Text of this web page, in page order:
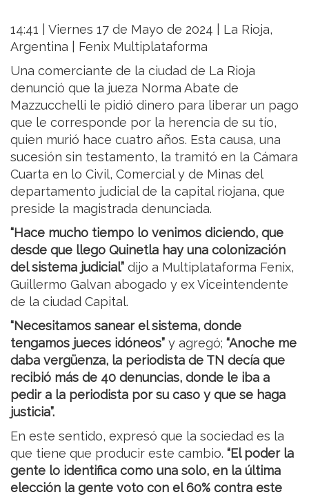
14:41 | Viernes 17 de Mayo de 2024 | La Rioja,
Argentina | Fenix Multiplataforma
Una comerciante de la ciudad de La Rioja
denunció que la jueza Norma Abate de
Mazzucchelli le pidió dinero para liberar un pago
que le corresponde por la herencia de su tío,
quien murió hace cuatro años. Esta causa, una
sucesión sin testamento, la tramitó en la Cámara
Cuarta en lo Civil, Comercial y de Minas del
departamento judicial de la capital riojana, que
preside la magistrada denunciada.
“Hace mucho tiempo lo venimos diciendo, que
desde que llego Quinetla hay una colonización
del sistema judicial” dijo a Multiplataforma Fenix,
Guillermo Galvan abogado y ex Viceintendente
de la ciudad Capital.
“Necesitamos sanear el sistema, donde
tengamos jueces idóneos” y agregó; “Anoche me
daba vergüenza, la periodista de TN decía que
recibió más de 40 denuncias, donde le iba a
pedir a la periodista por su caso y que se haga
justicia”.
En este sentido, expresó que la sociedad es la
que tiene que producir este cambio. “El poder la
gente lo identifica como una solo, en la última
elección la gente voto con el 60% contra este